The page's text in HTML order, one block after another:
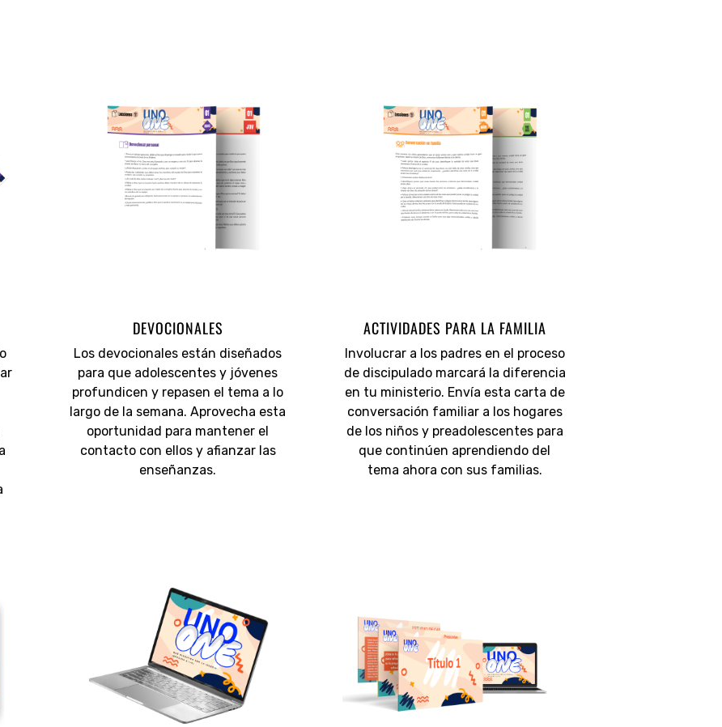
DEVOCIONALES
Los devocionales están diseñados
para que adolescentes y jóvenes
profundicen y repasen el tema a lo
largo de la semana. Aprovecha esta
oportunidad para mantener el
contacto con ellos y afianzar las
enseñanzas.
ACTIVIDADES PARA LA FAMILIA
Involucrar a los padres en el proceso
de discipulado marcará la diferencia
en tu ministerio. Envía esta carta de
conversación familiar a los hogares
de los niños y preadolescentes para
que continúen aprendiendo del
tema ahora con sus familias.